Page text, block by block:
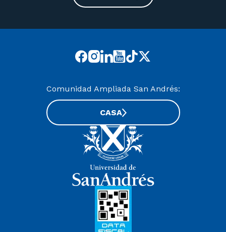
Comunidad Ampliada San Andrés:
CASA